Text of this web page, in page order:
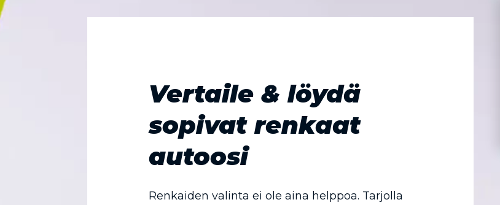
Vertaile & löydä
sopivat renkaat
autoosi
Renkaiden valinta ei ole aina helppoa. Tarjolla